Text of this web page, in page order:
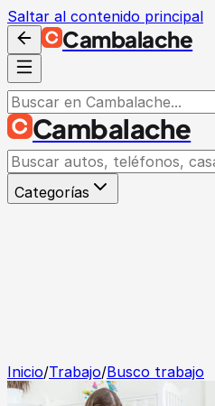
Saltar al contenido principal
Cambalache
Cambalache
Categorías
Inicio/Trabajo/Busco trabajo